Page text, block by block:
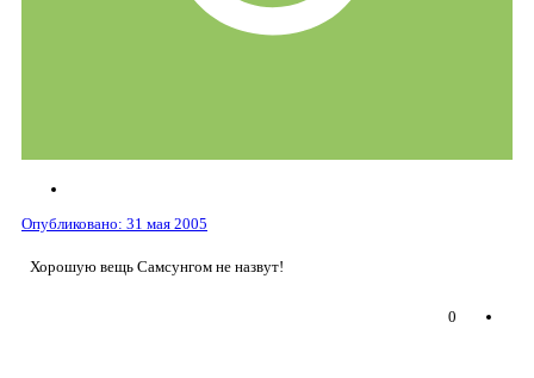
Опубликовано: 31 мая 2005
Хорошую вещь Самсунгом не назвут!
0